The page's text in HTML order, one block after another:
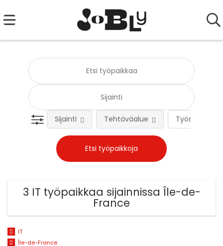
Työsuhteen
Sijainti Tehtäväalue
3 IT työpaikkaa sijainnissa Île-de-
France
IT
Île-de-France